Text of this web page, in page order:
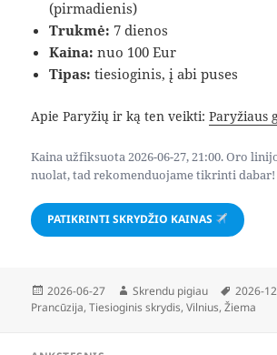
(pirmadienis)
Trukmė: 7 dienos
Kaina: nuo 100 Eur
Tipas: tiesioginis, į abi puses
Apie Paryžių ir ką ten veikti:Paryžiaus
Kaina užfiksuota 2026-06-27, 21:00. Oro
nuolat, tad rekomenduojame tikrinti dabar!
PATIKRINTI SKRYDŽIO KAINAS
Paskelbta
2026-06-27 Autorius
Skrendu pigiau Žymos
2026-12
Prancūzija,Tiesioginis skrydis,Vilnius,Žiema